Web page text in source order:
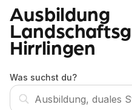
Ausbildung
Hirrlingen
Was suchst du?